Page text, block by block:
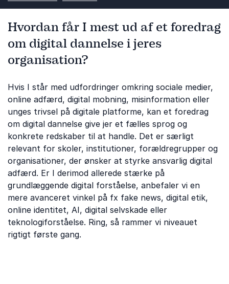
Hvordan får I mest ud af et foredrag
om digital dannelse i jeres
organisation?
Hvis I står med udfordringer omkring sociale medier,
online adfærd, digital mobning, misinformation eller
unges trivsel på digitale platforme, kan et foredrag
om digital dannelse give jer et fælles sprog og
konkrete redskaber til at handle. Det er særligt
relevant for skoler, institutioner, forældregrupper og
organisationer, der ønsker at styrke ansvarlig digital
adfærd. Er I derimod allerede stærke på
grundlæggende digital forståelse, anbefaler vi en
mere avanceret vinkel på fx fake news, digital etik,
online identitet, AI, digital selvskade eller
teknologiforståelse. Ring, så rammer vi niveauet
rigtigt første gang.